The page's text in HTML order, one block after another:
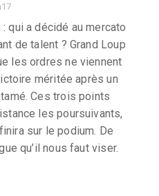
qui a décidé au mercato
de talent ? Grand Loup
les ordres ne viennent
méritée après un
Ces trois points
les poursuivants,
sur le podium. De
qu’il nous faut viser.